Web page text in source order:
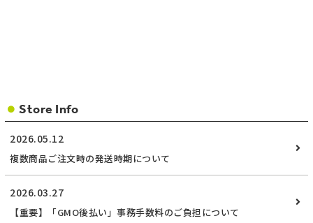
Store Info
2026.05.12
複数商品ご注文時の発送時期について
2026.03.27
【重要】「GMO後払い」事務手数料のご負担について